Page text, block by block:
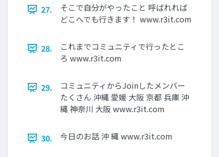
27.
そこで自分がやったこと 呼ばれれば
どこへでも行きます！ www.r3it.com
28.
これまでコミュニティで行ったとこ
ろ www.r3it.com
29.
コミュニティからJoinしたメンバー
たくさん 沖縄 愛媛 大阪 京都 兵庫 沖
縄 神奈川 大阪 www.r3it.com
30. 今日のお話 沖 縄 www.r3it.com